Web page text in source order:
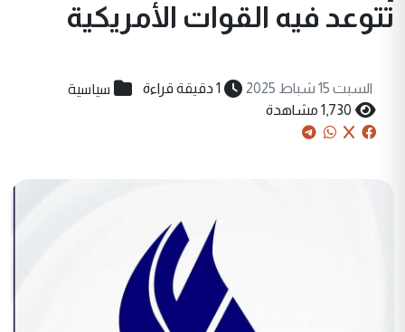
تتوعد فيه القوات الأمريكية
السبت 15 شباط 2025 1 دقيقة قراءة سياسية
1,730 مشاهدة